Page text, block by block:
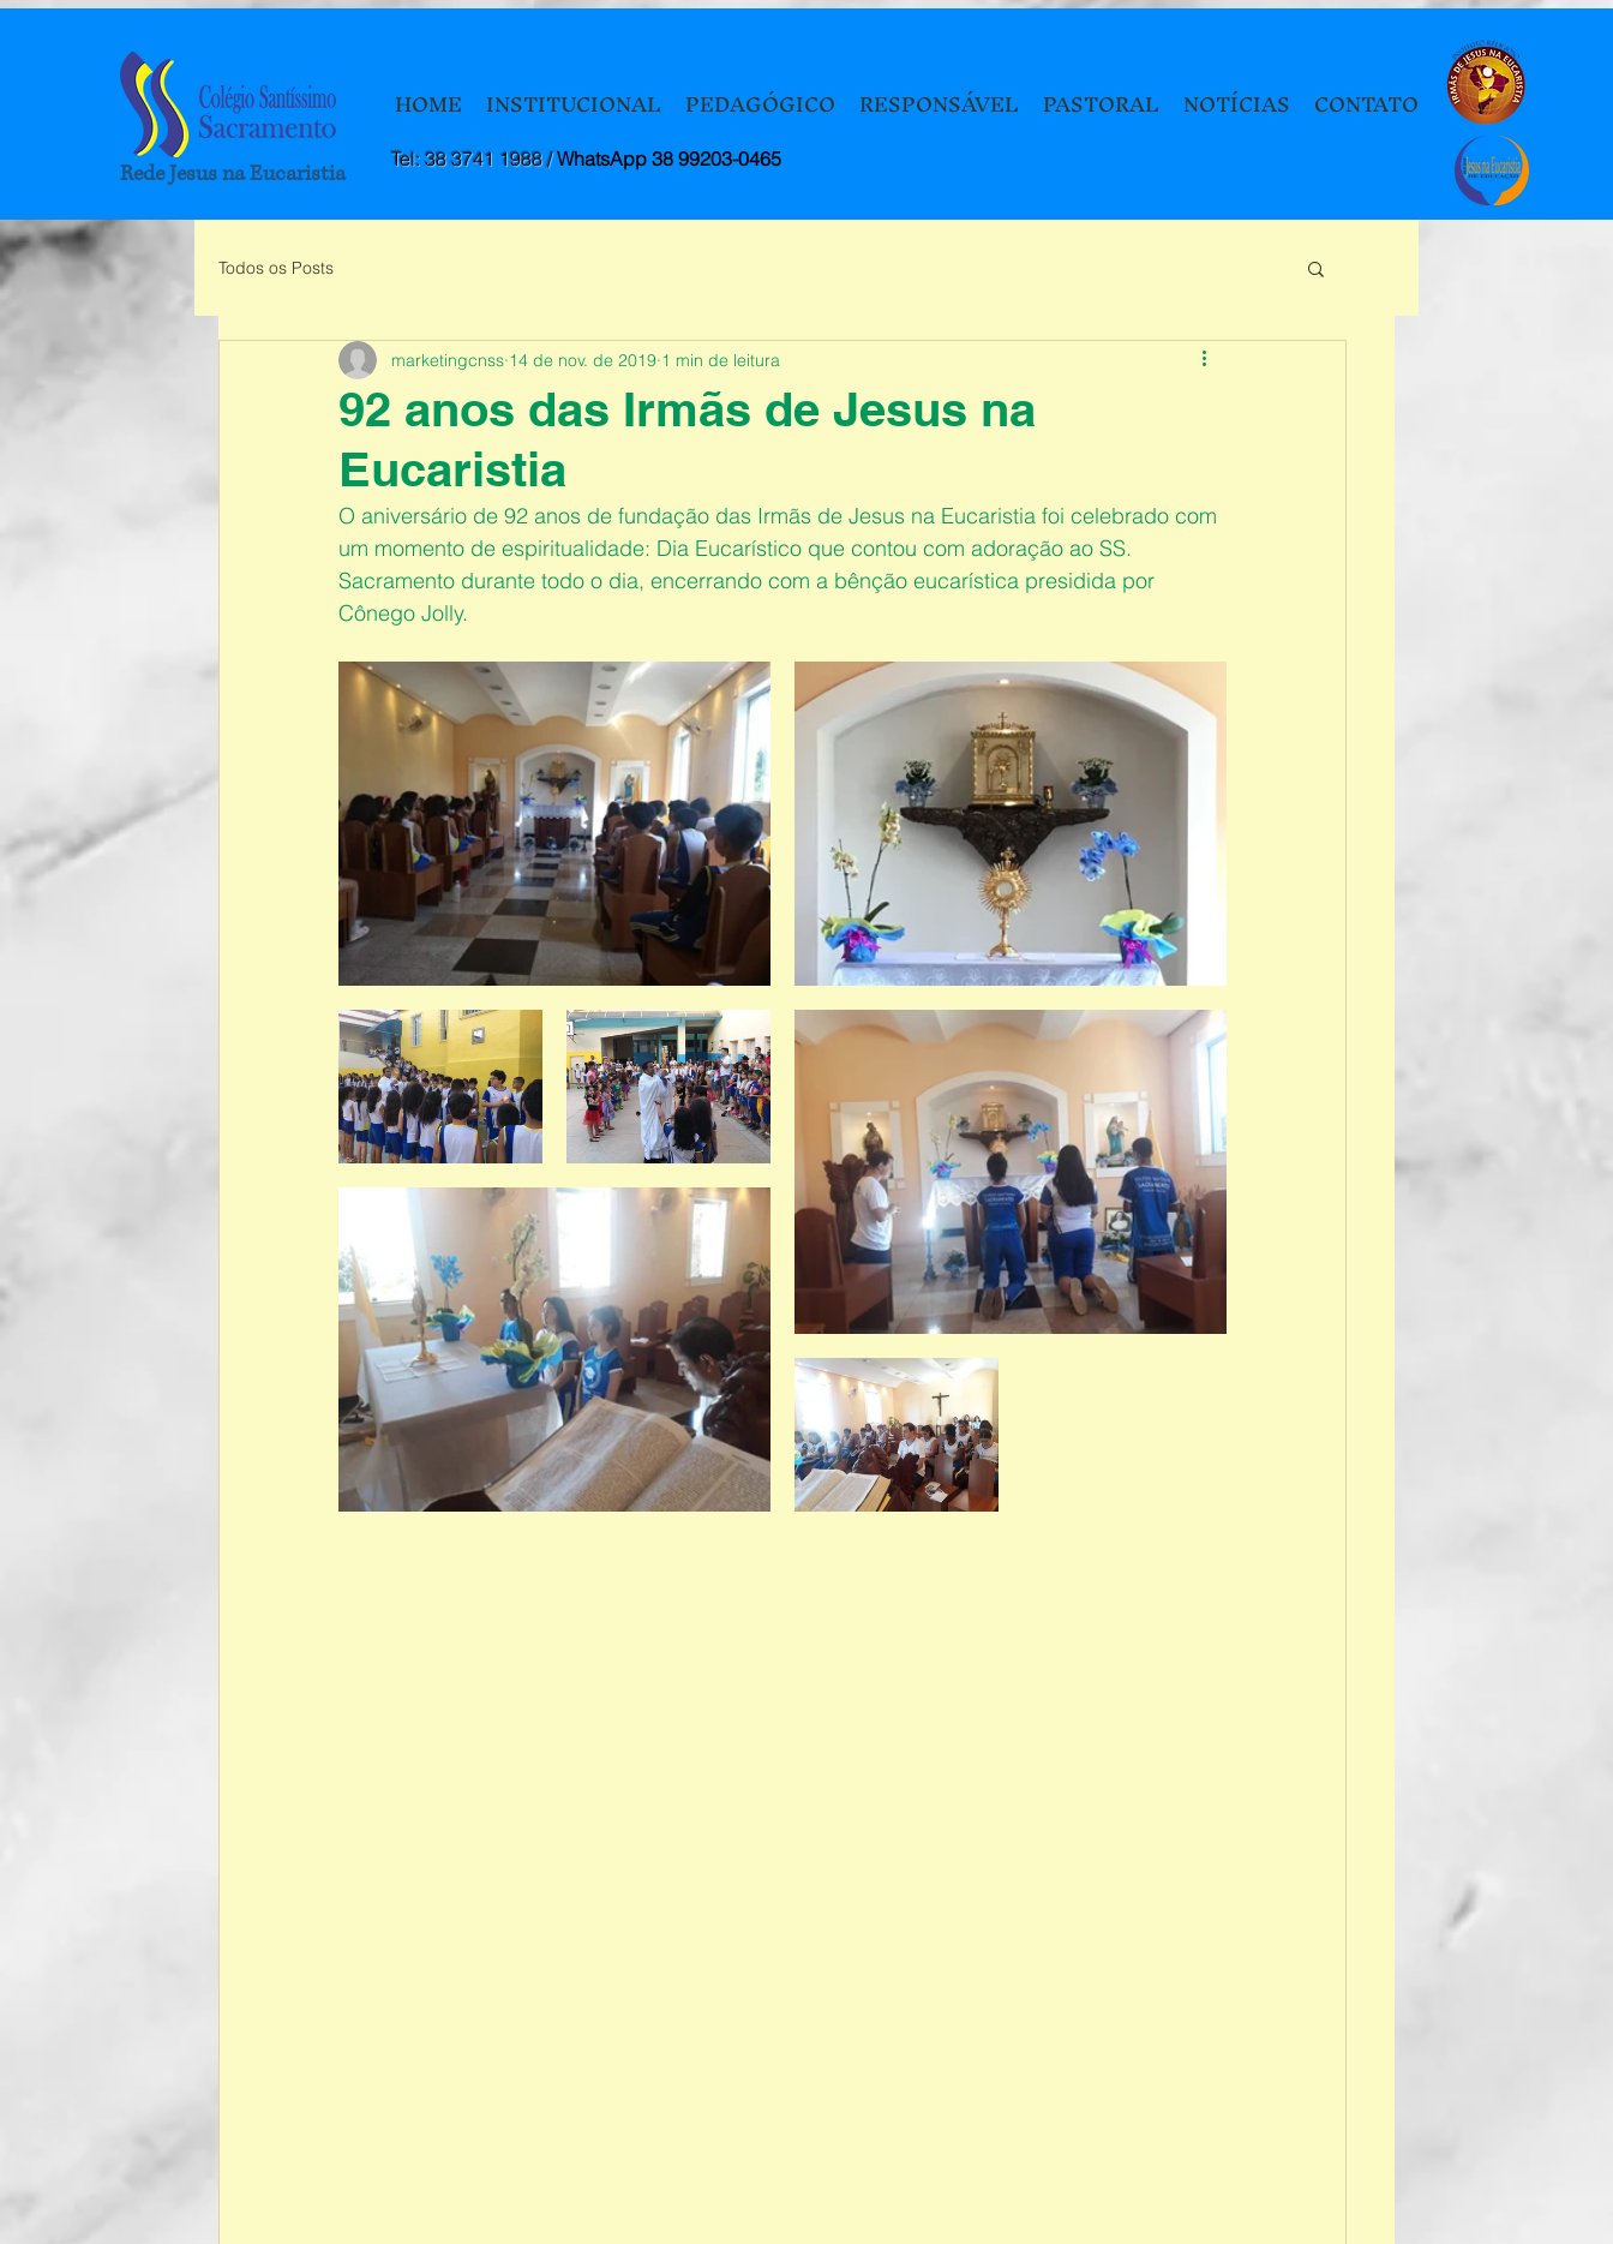
Rede Jesus na Eucaristia
HOME INSTITUCIONAL PEDAGÓGICO RESPONSÁVEL PASTORAL NOTÍCIAS CONTATO
Tel: 38 3741 1988 /WhatsApp 38 99203-0465
Todos os Posts
92 anos das Irmãs de Jesus na
Eucaristia
marketingcnss 14 de nov. de 2019 1 min de leitura
O aniversário de 92 anos de fundação das Irmãs de Jesus na Eucaristia foi celebrado com
um momento de espiritualidade: Dia Eucarístico que contou com adoração ao SS.
Sacramento durante todo o dia, encerrando com a bênção eucarística presidida por
Cônego Jolly.